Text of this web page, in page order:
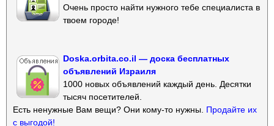
Очень просто найти нужного тебе специалиста в
твоем городе!
Doska.orbita.co.il — доска бесплатных
объявлений Израиля
1000 новых объявлений каждый день. Десятки
тысяч посетителей.
Есть ненужные Вам вещи? Они кому-то нужны. Продайте их
с выгодой!